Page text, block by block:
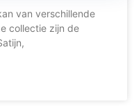
van verschillende
collectie zijn de